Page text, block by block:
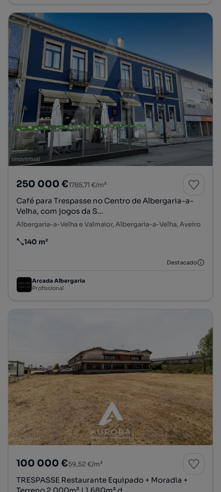
250 000 €1785,71 €/m²
Café para Trespasse no Centro de Albergaria-a-
Velha, com jogos da S...
Albergaria-a-Velha e Valmaior, Albergaria-a-Velha, Aveiro
Preço por metro quadrado
140 m²
Destacado
Arcada Albergaria
Profissional
100 000 €59,52 €/m²
TRESPASSE Restaurante Equipado + Moradia +